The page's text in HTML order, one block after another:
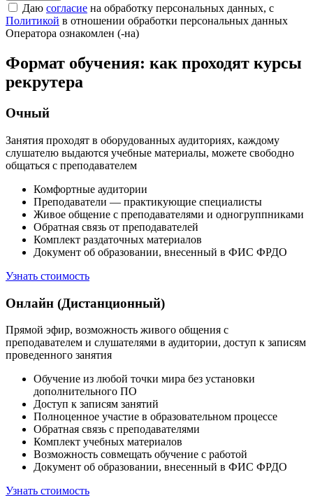
Даю согласие на обработку персональных данных, с
Политикой в отношении обработки персональных данных
Оператора ознакомлен (-на)
Формат обучения: как проходят курсы
рекрутера
Очный
Занятия проходят в оборудованных аудиториях, каждому
слушателю выдаются учебные материалы, можете свободно
общаться с преподавателем
Комфортные аудитории
Преподаватели — практикующие специалисты
Живое общение с преподавателями и одногруппниками
Обратная связь от преподавателей
Комплект раздаточных материалов
Документ об образовании, внесенный в ФИС ФРДО
Узнать стоимость
Онлайн (Дистанционный)
Прямой эфир, возможность живого общения с
преподавателем и слушателями в аудитории, доступ к записям
проведенного занятия
Обучение из любой точки мира без установки
дополнительного ПО
Доступ к записям занятий
Полноценное участие в образовательном процессе
Обратная связь с преподавателями
Комплект учебных материалов
Возможность совмещать обучение с работой
Документ об образовании, внесенный в ФИС ФРДО
Узнать стоимость